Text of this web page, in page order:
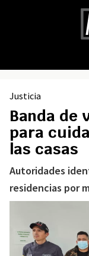
Justicia
Banda de
para
las casas
Autoridades
residencias por